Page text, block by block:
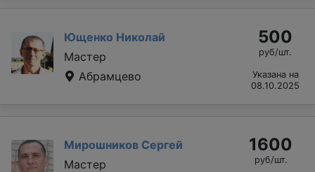
Ющенко Николай
Мастер
Абрамцево
500
руб/шт.
Указана на
08.10.2025
Мирошников Сергей
Мастер
1600
руб/шт.